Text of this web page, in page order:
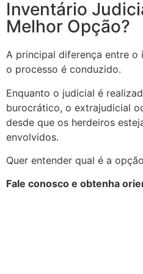
Inventário
Melhor Opção?
A principal diferença entre
o processo é conduzido.
Enquanto o judicial é
burocrático, o extrajudicial
desde que os herdeiros
envolvidos.
Quer entender qual é a
Fale conosco e obtenha